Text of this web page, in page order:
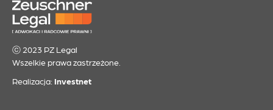
ⓒ 2023 PZ Legal
Wszelkie prawa zastrzeżone.
Realizacja: Investnet